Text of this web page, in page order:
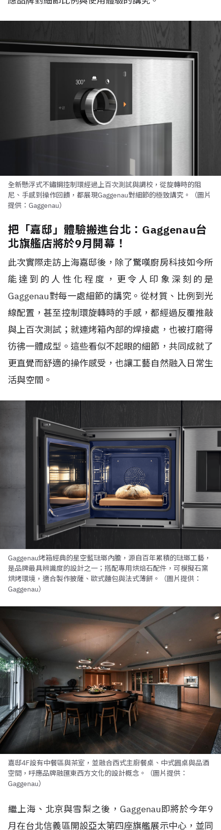
全新懸浮式不鏽鋼控制環經過上百次測試與調校，從旋轉時的阻
尼、手感到操作回饋，都展現Gaggenau對細節的極致講究。（圖片
提供：Gaggenau）
把「嘉邸」體驗搬進台北：Gaggenau台
北旗艦店將於9月開幕！
此次實際走訪上海嘉邸後，除了驚嘆廚房科技如今所
能達到的人性化程度，更令人印象深刻的是
Gaggenau對每一處細節的講究。從材質、比例到光
線配置，甚至控制環旋轉時的手感，都經過反覆推敲
與上百次測試；就連烤箱內部的焊接處，也被打磨得
彷彿一體成型。這些看似不起眼的細節，共同成就了
更直覺而舒適的操作感受，也讓工藝自然融入日常生
活與空間。
Gaggenau烤箱經典的星空藍琺瑯內膽，源自百年累積的琺瑯工藝，
是品牌最具辨識度的設計之一；搭配專用烘焙石配件，可模擬石窯
烘烤環境，適合製作披薩、歐式麵包與法式薄餅。（圖片提供：
Gaggenau）
嘉邸4F設有中餐區與茶室，並融合西式主廚餐桌、中式圓桌與品酒
空間，呼應品牌融匯東西方文化的設計概念。（圖片提供：
Gaggenau）
繼上海、北京與雪梨之後，Gaggenau即將於今年9
月在台北信義區開設亞太第四座旗艦展示中心，並同